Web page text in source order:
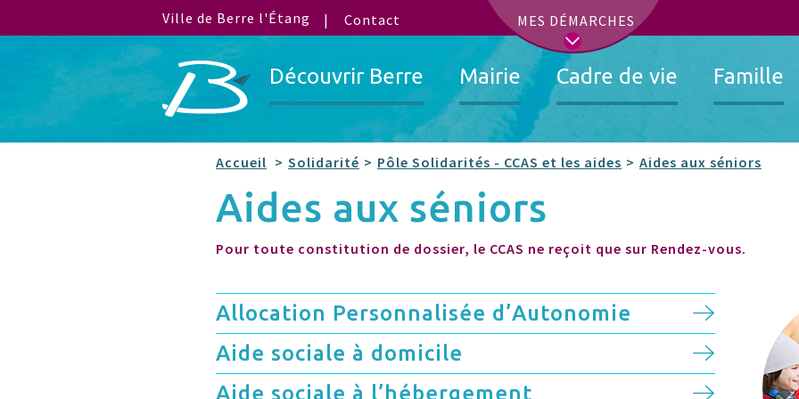
Ville de Berre l'Étang MES DÉMARCHES
Contact
Découvrir Berre Mairie Cadre de vie Famille
Accueil Solidarité Pôle Solidarités - CCAS et les aides Aides aux séniors
Aides aux séniors
Pour toute constitution de dossier, le CCAS ne reçoit que sur Rendez-vous.
Allocation Personnalisée d’Autonomie
Aide sociale à domicile
Aide sociale à l’hébergement